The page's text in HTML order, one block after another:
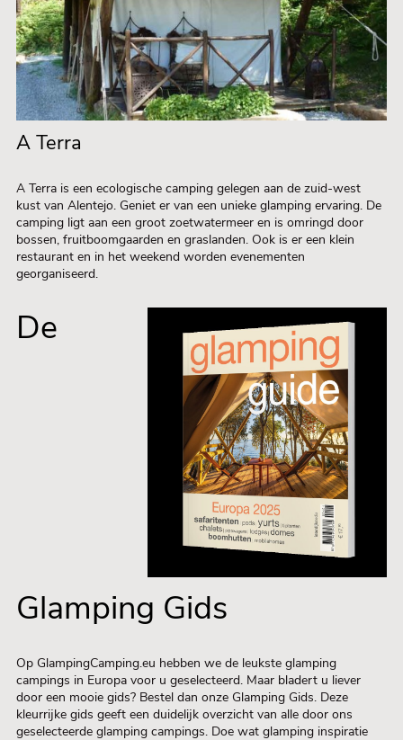
A Terra
A Terra is een ecologische camping gelegen aan de zuid-west
kust van Alentejo. Geniet er van een unieke glamping ervaring. De
camping ligt aan een groot zoetwatermeer en is omringd door
bossen, fruitboomgaarden en graslanden. Ook is er een klein
restaurant en in het weekend worden evenementen
georganiseerd.
De
Glamping Gids
Op GlampingCamping.eu hebben we de leukste glamping
campings in Europa voor u geselecteerd. Maar bladert u liever
door een mooie gids? Bestel dan onze Glamping Gids. Deze
kleurrijke gids geeft een duidelijk overzicht van alle door ons
geselecteerde glamping campings. Doe wat glamping inspiratie